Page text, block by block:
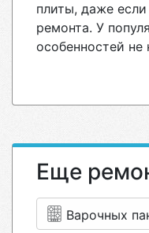
плиты, даже
ремонта. У
особенностей не
Еще
Варочных